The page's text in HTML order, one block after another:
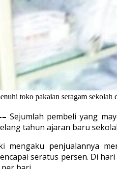
toko pakaian seragam
– Sejumlah pembeli yang
tahun ajaran baru
mengaku penjualannya
seratus persen. Di